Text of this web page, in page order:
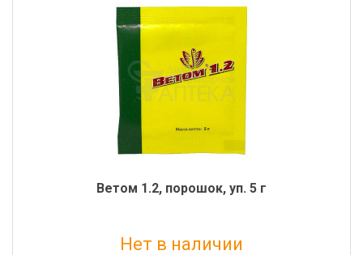
Ветом 1.2, порошок, уп. 5 г
Нет в наличии